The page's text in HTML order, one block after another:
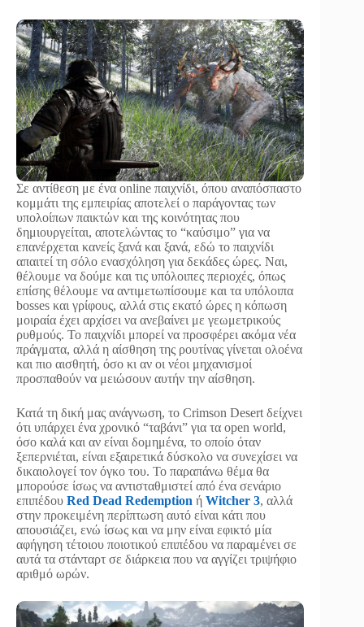
Σε αντίθεση με ένα online παιχνίδι, όπου αναπόσπαστο
κομμάτι της εμπειρίας αποτελεί ο παράγοντας των
υπολοίπων παικτών και της κοινότητας που
δημιουργείται, αποτελώντας το “καύσιμο” για να
επανέρχεται κανείς ξανά και ξανά, εδώ το παιχνίδι
απαιτεί τη σόλο ενασχόληση για δεκάδες ώρες. Ναι,
θέλουμε να δούμε και τις υπόλοιπες περιοχές, όπως
επίσης θέλουμε να αντιμετωπίσουμε και τα υπόλοιπα
bosses και γρίφους, αλλά στις εκατό ώρες η κόπωση
μοιραία έχει αρχίσει να ανεβαίνει με γεωμετρικούς
ρυθμούς. Το παιχνίδι μπορεί να προσφέρει ακόμα νέα
πράγματα, αλλά η αίσθηση της ρουτίνας γίνεται ολοένα
και πιο αισθητή, όσο κι αν οι νέοι μηχανισμοί
προσπαθούν να μειώσουν αυτήν την αίσθηση.
Κατά τη δική μας ανάγνωση, το Crimson Desert δείχνει
ότι υπάρχει ένα χρονικό “ταβάνι” για τα open world,
όσο καλά και αν είναι δομημένα, το οποίο όταν
ξεπερνιέται, είναι εξαιρετικά δύσκολο να συνεχίσει να
δικαιολογεί τον όγκο του. Το παραπάνω θέμα θα
μπορούσε ίσως να αντισταθμιστεί από ένα σενάριο
επιπέδου Red Dead Redemption ή Witcher 3, αλλά
στην προκειμένη περίπτωση αυτό είναι κάτι που
απουσιάζει, ενώ ίσως και να μην είναι εφικτό μία
αφήγηση τέτοιου ποιοτικού επιπέδου να παραμένει σε
αυτά τα στάνταρτ σε διάρκεια που να αγγίζει τριψήφιο
αριθμό ωρών.